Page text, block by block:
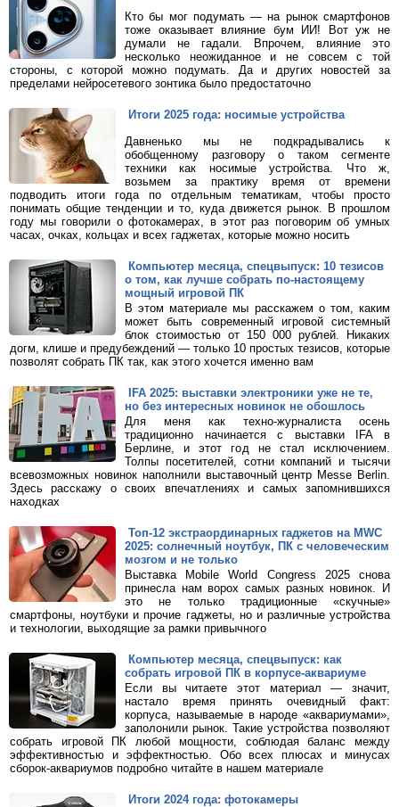
Кто бы мог подумать — на рынок смартфонов
тоже оказывает влияние бум ИИ! Вот уж не
думали не гадали. Впрочем, влияние это
несколько неожиданное и не совсем с той
стороны, с которой можно подумать. Да и других новостей за
пределами нейросетевого зонтика было предостаточно
Итоги 2025 года: носимые устройства
Давненько мы не подкрадывались к
обобщенному разговору о таком сегменте
техники как носимые устройства. Что ж,
возьмем за практику время от времени
подводить итоги года по отдельным тематикам, чтобы просто
понимать общие тенденции и то, куда движется рынок. В прошлом
году мы говорили о фотокамерах, в этот раз поговорим об умных
часах, очках, кольцах и всех гаджетах, которые можно носить
Компьютер месяца, спецвыпуск: 10 тезисов
о том, как лучше собрать по-настоящему
мощный игровой ПК
В этом материале мы расскажем о том, каким
может быть современный игровой системный
блок стоимостью от 150 000 рублей. Никаких
догм, клише и предубеждений — только 10 простых тезисов, которые
позволят собрать ПК так, как этого хочется именно вам
IFA 2025: выставки электроники уже не те,
но без интересных новинок не обошлось
Для меня как техно-журналиста осень
традиционно начинается с выставки IFA в
Берлине, и этот год не стал исключением.
Толпы посетителей, сотни компаний и тысячи
всевозможных новинок наполнили выставочный центр Messe Berlin.
Здесь расскажу о своих впечатлениях и самых запомнившихся
находках
Топ-12 экстраординарных гаджетов на MWC
2025: солнечный ноутбук, ПК с человеческим
мозгом и не только
Выставка Mobile World Congress 2025 снова
принесла нам ворох самых разных новинок. И
это не только традиционные «скучные»
смартфоны, ноутбуки и прочие гаджеты, но и различные устройства
и технологии, выходящие за рамки привычного
Компьютер месяца, спецвыпуск: как
собрать игровой ПК в корпусе-аквариуме
Если вы читаете этот материал — значит,
настало время принять очевидный факт:
корпуса, называемые в народе «аквариумами»,
заполонили рынок. Такие устройства позволяют
собрать игровой ПК любой мощности, соблюдая баланс между
эффективностью и эффектностью. Обо всех плюсах и минусах
сборок-аквариумов подробно читайте в нашем материале
Итоги 2024 года: фотокамеры